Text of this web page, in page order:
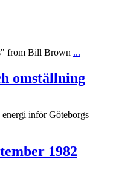
from Bill Brown ...
omställning
inför Göteborgs
1982